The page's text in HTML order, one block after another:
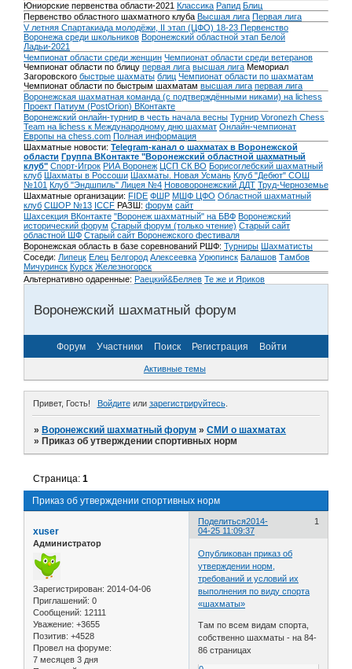
Юниорские первенства области-2021 Классика Рапид Блиц
Первенство областного шахматного клуба Высшая лига Первая лига
V летняя Спартакиада молодёжи, II этап (ЦФО) 18-23 Первенство
Воронежа среди школьников Воронежский областной этап Белой
Ладьи-2021
Чемпионат области среди женщин Чемпионат области среди ветеранов
Чемпионат области по блицу первая лига высшая лига Мемориал
Загоровского быстрые шахматы блиц Чемпионат области по шахматам
Чемпионат области по быстрым шахматам высшая лига первая лига
Воронежская шахматная команда (с подтверждёнными никами) на lichess
Проект Патиум (PostOrion) ВКонтакте
Воронежский онлайн-турнир в честь начала весны Турнир Voronezh Chess
Team на lichess к Международному дню шахмат Онлайн-чемпионат
Европы на chess.com Полная информация
Шахматные новости: Telegram-канал о шахматах в Воронежской
области Группа ВКонтакте "Воронежский областной шахматный
клуб" Спорт-Игрок РИА Воронеж ЦСП СК ВО Борисоглебский шахматный
клуб Шахматы в Россоши Шахматы. Новая Усмань Клуб "Дебют" СОШ
№101 Клуб "Эндшпиль" Лицея №4 Нововоронежский ДДТ Труд-Черноземье
Шахматные организации: FIDE ФШР МШФ ЦФО Областной шахматный
клуб СШОР №13 ICCF РАЗШ: форум сайт
Шахсекция ВКонтакте "Воронеж шахматный" на БВФ Воронежский
исторический форум Cтарый форум (только чтение) Старый сайт
областной ШФ Старый сайт Воронежского фестиваля
Воронежская область в базе соревнований РШФ: Турниры Шахматисты
Соседи: Липецк Елец Белгород Алексеевка Урюпинск Балашов Тамбов
Мичуринск Курск Железногорск
Альтернативно одаренные: Раецкий&Беляев Те же и Яриков
Воронежский шахматный форум
Форум Участники Поиск Регистрация Войти
Активные темы
Привет, Гость! Войдитеили зарегистрируйтесь.
»Воронежский шахматный форум »СМИ о шахматах
»Приказ об утверждении спортивных норм
Приказ об утверждении спортивных норм
Страница:1
Поделиться 1
2014-
04-25 11:09:37
xuser
Администратор
Зарегистрирован: 2014-04-06
Приглашений: 0
Сообщений: 12111
Уважение: +3655
Позитив: +4528
Провел на форуме:
7 месяцев 3 дня
Опубликован приказ об
утверждении норм,
требований и условий их
выполнения по виду спорта
«шахматы»
Там по всем видам спорта,
собственно шахматы - на 84-
86 страницах